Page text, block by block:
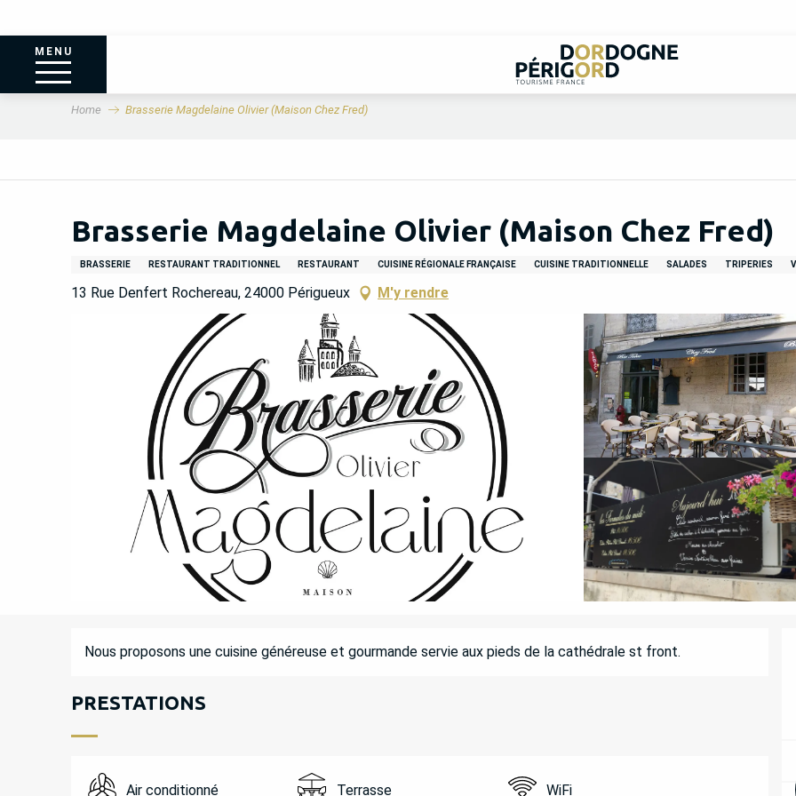
MENU
Home Brasserie Magdelaine Olivier (Maison Chez Fred)
Brasserie Magdelaine Olivier (Maison Chez Fred)
BRASSERIE RESTAURANT TRADITIONNEL RESTAURANT CUISINE RÉGIONALE FRANÇAISE CUISINE TRADITIONNELLE SALADES TRIPERIES
13 Rue Denfert Rochereau, 24000 Périgueux M'y rendre
DESCRIPTION
Nous proposons une cuisine généreuse et gourmande servie aux pieds de la cathédrale st front.
PRESTATIONS
Air conditionné Terrasse WiFi